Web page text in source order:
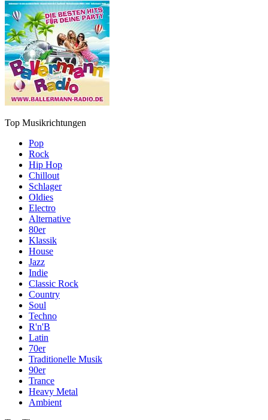
Top Musikrichtungen
Pop
Rock
Hip Hop
Chillout
Schlager
Oldies
Electro
Alternative
80er
Klassik
House
Jazz
Indie
Classic Rock
Country
Soul
Techno
R'n'B
Latin
70er
Traditionelle Musik
90er
Trance
Heavy Metal
Ambient